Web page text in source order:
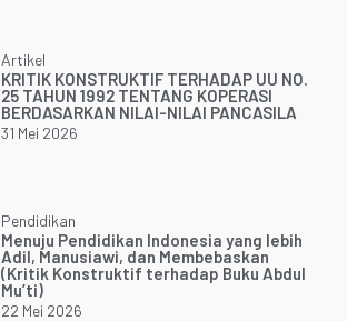
Artikel
KRITIK KONSTRUKTIF TERHADAP UU NO.
25 TAHUN 1992 TENTANG KOPERASI
BERDASARKAN NILAI-NILAI PANCASILA
31 Mei 2026
Pendidikan
Menuju Pendidikan Indonesia yang lebih
Adil, Manusiawi, dan Membebaskan
(Kritik Konstruktif terhadap Buku Abdul
Mu’ti)
22 Mei 2026